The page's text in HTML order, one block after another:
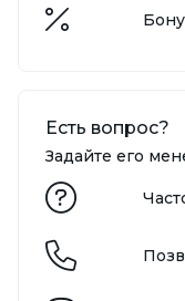
Есть вопрос?
Задайте его